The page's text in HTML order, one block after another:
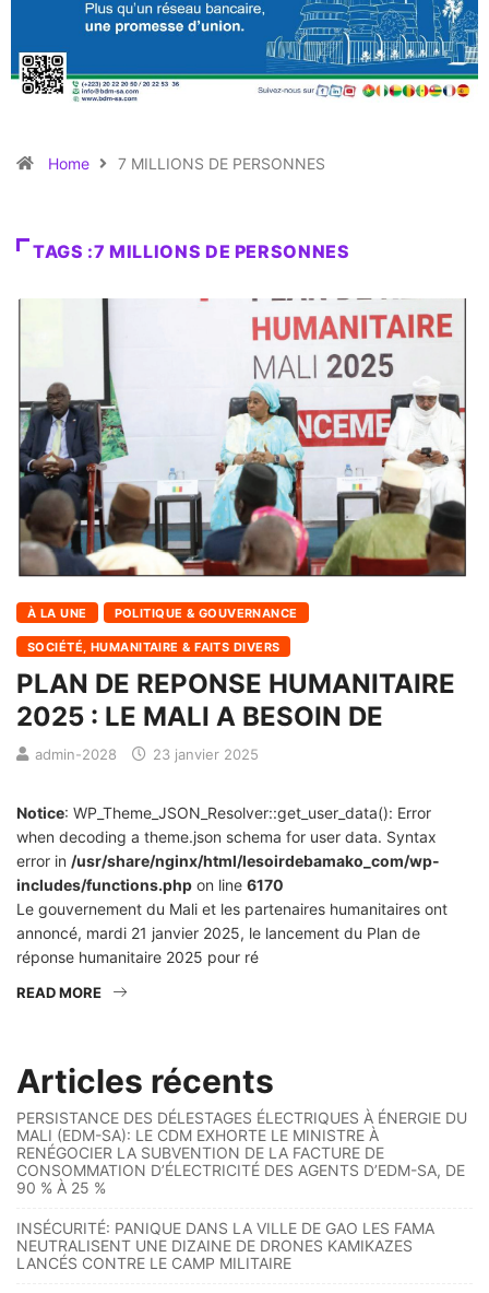
Home 7 MILLIONS DE PERSONNES
TAGS :7 MILLIONS DE PERSONNES
À LA UNE POLITIQUE & GOUVERNANCE
SOCIÉTÉ, HUMANITAIRE & FAITS DIVERS
PLAN DE REPONSE HUMANITAIRE
2025 : LE MALI A BESOIN DE
admin-2028 23 janvier 2025
Notice: WP_Theme_JSON_Resolver::get_user_data(): Error
when decoding a theme.json schema for user data. Syntax
error in /usr/share/nginx/html/lesoirdebamako_com/wp-
includes/functions.php on line 6170
Le gouvernement du Mali et les partenaires humanitaires ont
annoncé, mardi 21 janvier 2025, le lancement du Plan de
réponse humanitaire 2025 pour ré
READ MORE
Articles récents
PERSISTANCE DES DÉLESTAGES ÉLECTRIQUES À ÉNERGIE DU
MALI (EDM-SA): LE CDM EXHORTE LE MINISTRE À
RENÉGOCIER LA SUBVENTION DE LA FACTURE DE
CONSOMMATION D’ÉLECTRICITÉ DES AGENTS D’EDM-SA, DE
90 % À 25 %
INSÉCURITÉ: PANIQUE DANS LA VILLE DE GAO LES FAMA
NEUTRALISENT UNE DIZAINE DE DRONES KAMIKAZES
LANCÉS CONTRE LE CAMP MILITAIRE